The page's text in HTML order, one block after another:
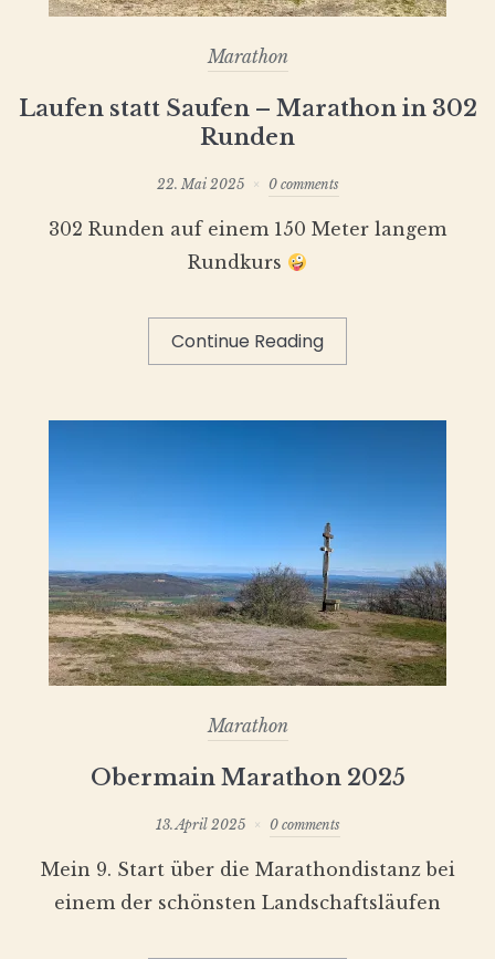
Marathon
Laufen statt Saufen – Marathon in 302
Runden
22. Mai 2025 0 comments
302 Runden auf einem 150 Meter langem
Rundkurs
Continue Reading
Marathon
Obermain Marathon 2025
13. April 2025 0 comments
Mein 9. Start über die Marathondistanz bei
einem der schönsten Landschaftsläufen